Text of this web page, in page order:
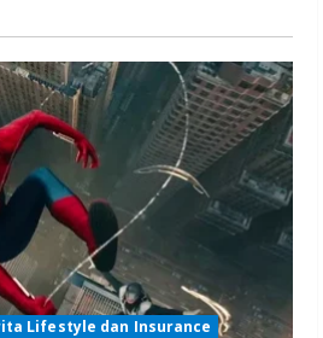
Berita Nasional
Andra Soni Tata
Serang Barat
6, 2026
Lifestyle dan Insurance